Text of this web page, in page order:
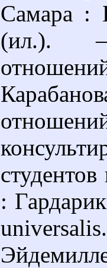
Самара :
(ил.). –
: